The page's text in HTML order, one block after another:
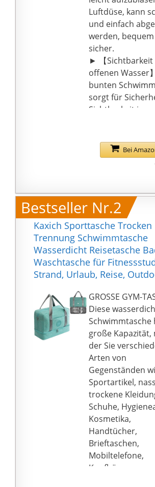
Luftdüse, kann
und einfach
werden,
sicher.
► 【Sichtbarkeit
offenen Wasser
bunten
sorgt für
Sichtbarkeit in
für das
offenen Wasser.
► 【
Schwimmboje
trockenes
das von der
aufblasbaren
Luftkammer
ist. Sie können
persönliche
Gegenstände wie
Handys, Ausweis,
Geldbörse,
etc. problemlos
verstauen.
► 【Verstellbar
Abnehmbar】 –
Verstellbarer und
abnehmbarer
für verschiedene
Taillengrößen
für Größe: 66 -
Diese Tasche
der Taille beim
Segeln oder
Schwimmen
Bei
Bestseller Nr.2
Kaxich Sporttasche Trocken
Trennung Schwimmtasche
Wasserdicht Reisetasche
Waschtasche für
Strand, Urlaub, Reise,
GROSSE GYM-
Diese
Schwimmtasche
große Kapazität,
der Sie
Arten von
Gegenständen
Sportartikel,
trockene
Schuhe,
Kosmetika,
Handtücher,
Brieftaschen,
Mobiltelefone,
Kopfhörer,